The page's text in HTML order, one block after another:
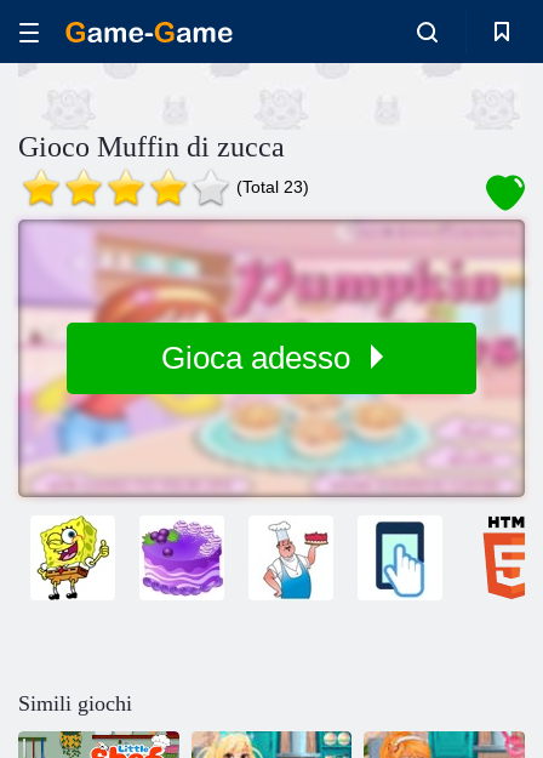
Gioco Muffin di zucca
(Total 23)
Gioca adesso
Simili giochi